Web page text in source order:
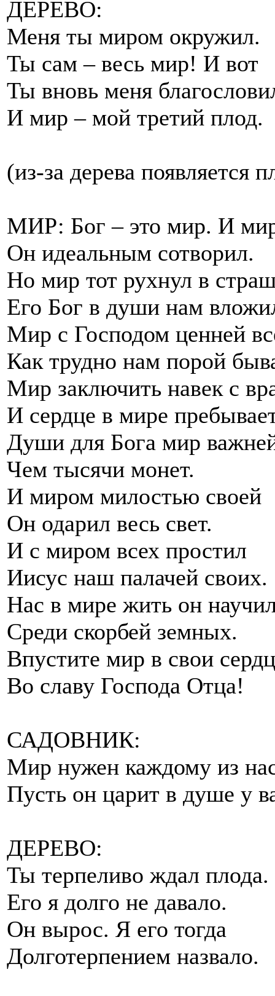
ДЕРЕВО:
Меня ты миром окружил.
Ты сам – весь мир! И вот
Ты вновь меня
И мир – мой третий плод.
(из-за дерева появляется
МИР: Бог – это мир. И
Он идеальным сотворил.
Но мир тот рухнул в
Его Бог в души нам
Мир с Господом ценней
Как трудно нам порой
Мир заключить навек с
И сердце в мире
Души для Бога мир
Чем тысячи монет.
И миром милостью своей
Он одарил весь свет.
И с миром всех простил
Иисус наш палачей своих.
Нас в мире жить он
Среди скорбей земных.
Впустите мир в свои
Во славу Господа Отца!
САДОВНИК:
Мир нужен каждому из
Пусть он царит в душе у
ДЕРЕВО:
Ты терпеливо ждал плода.
Его я долго не давало.
Он вырос. Я его тогда
Долготерпением назвало.